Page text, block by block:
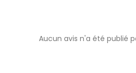
Aucun avis n'a été publié